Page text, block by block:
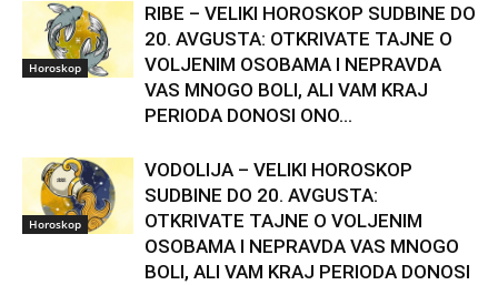
Horoskop
RIBE – VELIKI HOROSKOP SUDBINE DO
20. AVGUSTA: OTKRIVATE TAJNE O
VOLJENIM OSOBAMA I NEPRAVDA
VAS MNOGO BOLI, ALI VAM KRAJ
PERIODA DONOSI ONO...
Horoskop
VODOLIJA – VELIKI HOROSKOP
SUDBINE DO 20. AVGUSTA:
OTKRIVATE TAJNE O VOLJENIM
OSOBAMA I NEPRAVDA VAS MNOGO
BOLI, ALI VAM KRAJ PERIODA DONOSI